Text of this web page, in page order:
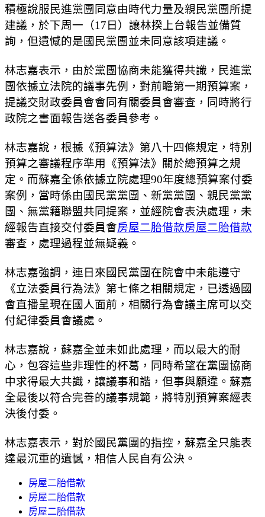
積極說服民進黨團同意由時代力量及親民黨團所提
建議，於下周一（17日）讓林揆上台報告並備質
詢，但遺憾的是國民黨團並未同意該項建議。
林志嘉表示，由於黨團協商未能獲得共識，民進黨
團依據立法院的議事先例，對前瞻第一期預算案，
提議交財政委員會會同有關委員會審查，同時將行
政院之書面報告送各委員參考。
林志嘉說，根據《預算法》第八十四條規定，特別
預算之審議程序準用《預算法》關於總預算之規
定。而蘇嘉全係依據立院處理90年度總預算案付委
案例，當時係由國民黨黨團、新黨黨團、親民黨黨
團、無黨籍聯盟共同提案，並經院會表決處理，未
經報告直接交付委員會房屋二胎借款房屋二胎借款
審查，處理過程並無疑義。
林志嘉強調，連日來國民黨團在院會中未能遵守
《立法委員行為法》第七條之相關規定，已透過國
會直播呈現在國人面前，相關行為會議主席可以交
付紀律委員會議處。
林志嘉說，蘇嘉全並未如此處理，而以最大的耐
心，包容這些非理性的杯葛，同時希望在黨團協商
中求得最大共識，讓議事和諧，但事與願違。蘇嘉
全最後以符合完善的議事規範，將特別預算案經表
決後付委。
林志嘉表示，對於國民黨團的指控，蘇嘉全只能表
達最沉重的遺憾，相信人民自有公決。
房屋二胎借款
房屋二胎借款
房屋二胎借款